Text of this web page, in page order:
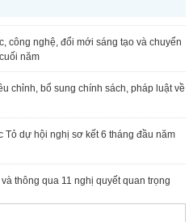
công nghệ, đổi mới sáng tạo và chuyển
năm
chỉnh, bổ sung chính sách, pháp luật về
Tỏ dự hội nghị sơ kết 6 tháng đầu năm
thông qua 11 nghị quyết quan trọng